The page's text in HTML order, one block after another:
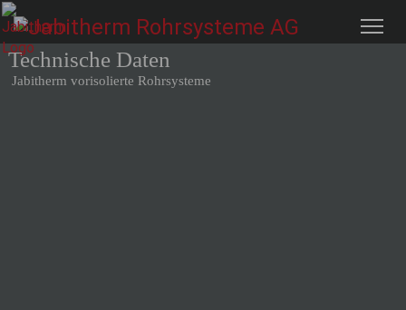
Technische Daten
Jabitherm vorisolierte Rohrsysteme